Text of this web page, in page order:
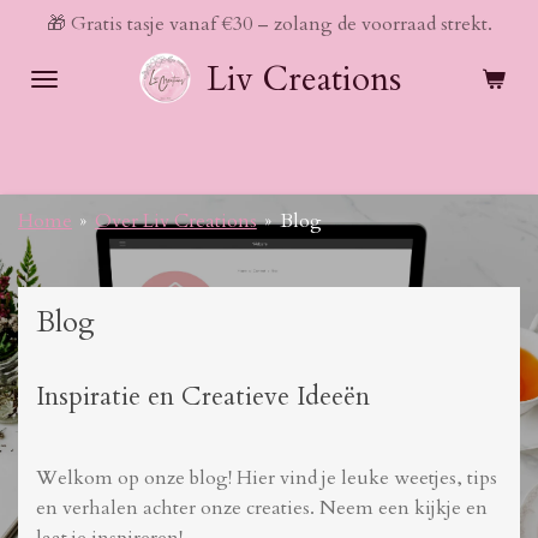
naar
Liv Creations
🎁 Gratis tasje vanaf €30 – zolang de voorraad strekt.
Home » Over Liv Creations » Blog
Blog
Inspiratie en Creatieve Ideeën
Welkom op onze blog! Hier vind je leuke weetjes, tips
en verhalen achter onze creaties. Neem een kijkje en